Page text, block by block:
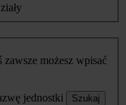
zawsze możesz wpisać
jednostki Szukaj